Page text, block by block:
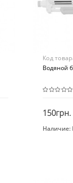
Код
Водяной
150грн.
Наличие: